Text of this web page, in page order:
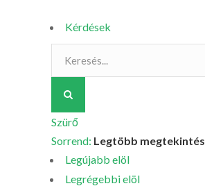
Kérdések
Szürő
Sorrend: Legtöbb megtekintés
Legújabb elöl
Legrégebbi elöl